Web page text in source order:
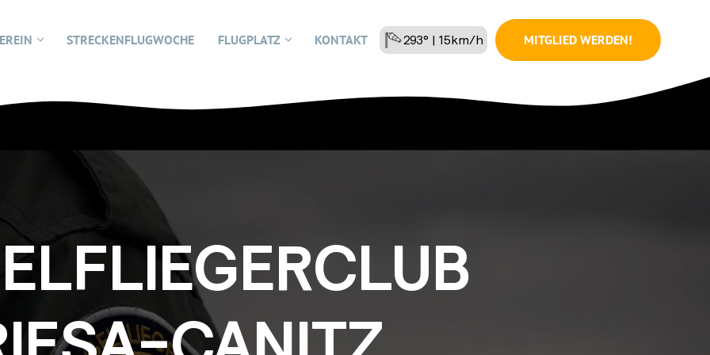
STRECKENFLUGWOCHE FLUGPLATZ KONTAKT 293° | 15km/h MITGLIED WERDEN!
CLUB